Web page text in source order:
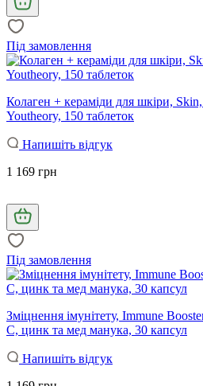
Під замовлення
Колаген + кераміди для шкіри,
Youtheory, 150 таблеток
Напишіть відгук
1 169 грн
Під замовлення
Зміцнення імунітету, Immune
С, цинк та мед манука, 30 капсул
Напишіть відгук